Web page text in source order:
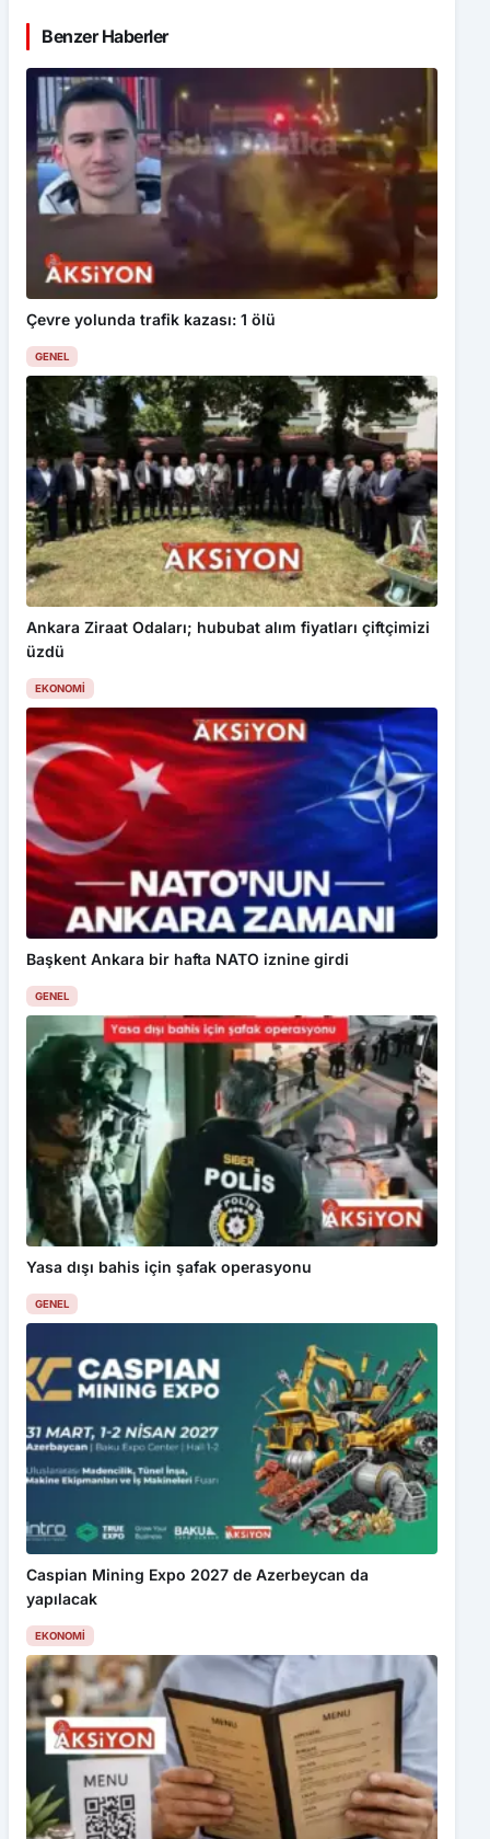
Benzer Haberler
Çevre yolunda trafik kazası: 1 ölü
GENEL
Ankara Ziraat Odaları; hububat alım fiyatları çiftçimizi
üzdü
EKONOMI
Başkent Ankara bir hafta NATO iznine girdi
GENEL
Yasa dışı bahis için şafak operasyonu
GENEL
Caspian Mining Expo 2027 de Azerbeycan da
yapılacak
EKONOMI